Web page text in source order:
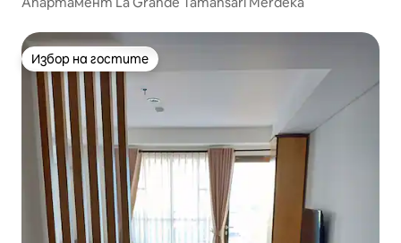
Избор на гостите
Избор на гостите